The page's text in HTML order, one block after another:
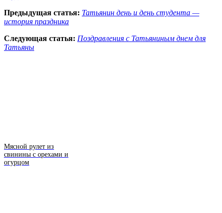
Предыдущая статья: Татьянин день и день студента —
история праздника
Следующая статья: Поздравления с Татьяниным днем для
Татьяны
Мясной рулет из
свинины с орехами и
огурцом